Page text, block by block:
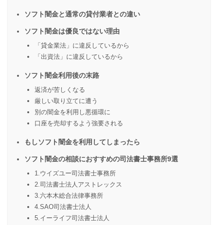
ソフト闇金と通常の貸付業者との違い
ソフト闇金は優良ではない理由
「貸金業法」に違反しているから
「出資法」に違反しているから
ソフト闇金利用後の末路
返済が苦しくなる
厳しい取り立てに遭う
別の闇金を利用し悪循環に
口座を売却するよう強要される
もしソフト闇金を利用してしまったら
ソフト闇金の相談におすすめの司法書士事務所9選
1.ウイズユー司法書士事務所
2.司法書士法人アストレックス
3.六本木総合法律事務所
4.SAO司法書士法人
5.イーライフ司法書士法人